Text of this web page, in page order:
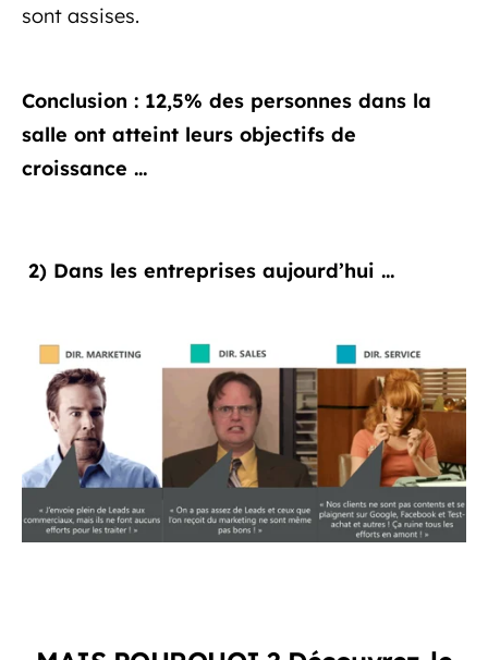
sont assises.
Conclusion : 12,5% des personnes dans la
salle ont atteint leurs objectifs de
croissance …
2) Dans les entreprises aujourd’hui …